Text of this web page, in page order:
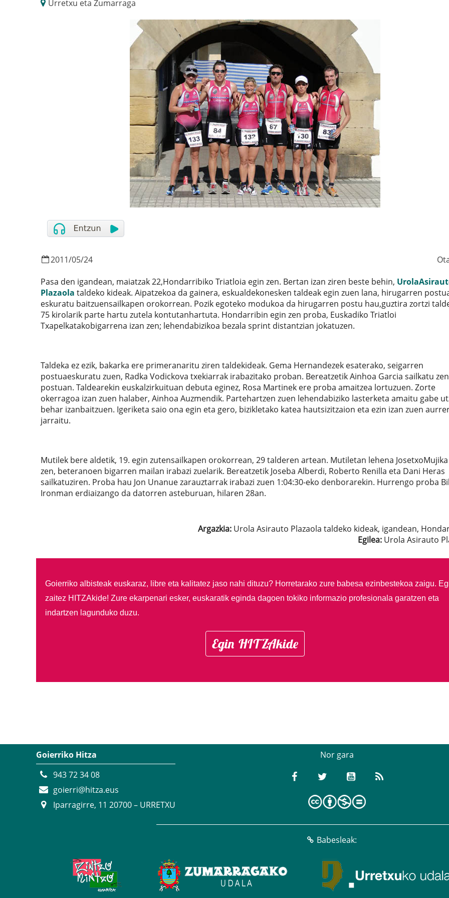
Urretxu eta Zumarraga
2011/05/24
Pasa den igandean, maiatzak 22,Hondarribiko Triatloia egin zen. Bertan izan ziren beste behin,
Plazaola taldeko kideak. Aipatzekoa da gainera, eskualdekonesken taldeak egin zuen lana, hirugarren
eskuratu baitzuensailkapen orokorrean. Pozik egoteko modukoa da hirugarren postu hau,guztira zortzi
75 kirolarik parte hartu zutela kontutanhartuta. Hondarribin egin zen proba, Euskadiko Triatloi
Txapelkatakobigarrena izan zen; lehendabizikoa bezala sprint distantzian jokatuzen.
Taldeka ez ezik, bakarka ere primeranaritu ziren taldekideak. Gema Hernandezek esaterako, seigarren
postuaeskuratu zuen, Radka Vodickova txekiarrak irabazitako proban. Bereatzetik Ainhoa Garcia sailkatu
postuan. Taldearekin euskalzirkuituan debuta eginez, Rosa Martinek ere proba amaitzea lortuzuen. Zorte
okerragoa izan zuen halaber, Ainhoa Auzmendik. Partehartzen zuen lehendabiziko lasterketa amaitu gabe
behar izanbaitzuen. Igeriketa saio ona egin eta gero, bizikletako katea hautsizitzaion eta ezin izan zuen
jarraitu.
Mutilek bere aldetik, 19. egin zutensailkapen orokorrean, 29 talderen artean. Mutiletan lehena JosetxoMujika
zen, beteranoen bigarren mailan irabazi zuelarik. Bereatzetik Joseba Alberdi, Roberto Renilla eta Dani Heras
sailkatuziren. Proba hau Jon Unanue zarauztarrak irabazi zuen 1:04:30-eko denborarekin. Hurrengo proba
Ironman erdiaizango da datorren asteburuan, hilaren 28an.
Argazkia:Urola Asirauto Plazaola taldeko kideak, igandean,
Egilea: Urola Asirauto
Goierriko albisteak euskaraz, libre eta kalitatez jaso nahi dituzu? Horretarako zure babesa ezinbestekoa zaigu.
zaitez HITZAkide! Zure ekarpenari esker, euskaratik eginda dagoen tokiko informazio profesionala garatzen eta
indartzen lagunduko duzu.
Egin HITZAkide
Goierriko Hitza
943 72 34 08
goierri@hitza.eus
Iparragirre, 11 20700 – URRETXU
Nor gara
Babesleak: